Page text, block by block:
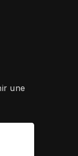
une